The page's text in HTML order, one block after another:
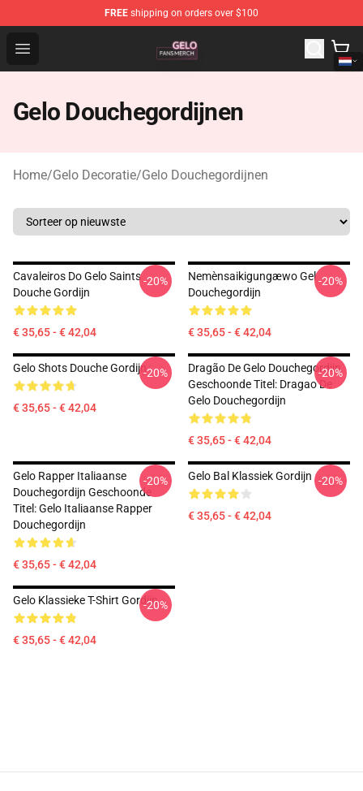
FREE shipping on orders over $100
Open menu
Gelo Shop - Official Gelo Merchandise Store
Gelo Douchegordijnen
Home/Gelo Decoratie/Gelo Douchegordijnen
Cavaleiros Do Gelo Saints
Douche Gordijn
€ 35,65 - € 42,04
-20%
Nemènsaikigungæwo Gel
Douchegordijn
€ 35,65 - € 42,04
-20%
Gelo Shots Douche Gordijn
€ 35,65 - € 42,04
-20%
Dragão De Gelo Douchegordijn
Geschoonde Titel: Dragao De
Gelo Douchegordijn
€ 35,65 - € 42,04
-20%
Gelo Rapper Italiaanse
Douchegordijn Geschoonde
Titel: Gelo Italiaanse Rapper
Douchegordijn
€ 35,65 - € 42,04
-20% Gelo Bal Klassiek Gordijn
€ 35,65 - € 42,04
-20%
Gelo Klassieke T-Shirt Gordijn
€ 35,65 - € 42,04
-20%